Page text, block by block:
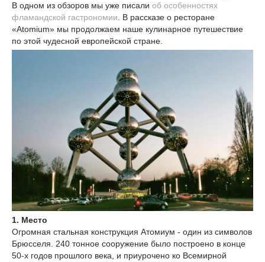
В одном из обзоров мы уже писали об особенностях
фламандской гастрономии . В рассказе о ресторане
«Atomium» мы продолжаем наше кулинарное путешествие
по этой чудесной европейской стране.
1. Место
Огромная стальная конструкция Атомиум - один из символов
Брюсселя. 240 тонное сооружение было построено в конце
50-х годов прошлого века, и приурочено ко Всемирной